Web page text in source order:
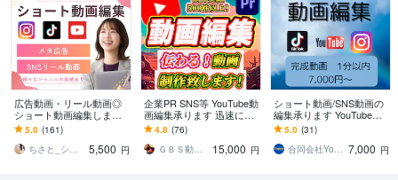
広告動画・リール動画◎
ショート動画編集します
TikTok、YouTube、Instag
ram
5.0 (161)
ちさと_ショート動画編集
5,500 円
企業PR SNS等 YouTube動
画編集承ります 迅速に高
品質に仕上げます！どん
な動画もお任せくださ
い！！
4.8 (76)
ＧＢＳ動画編集社
15,000 円
ショート動画/SNS動画の
編集承ります YouTube・I
nstagram・TIkTok対応
5.0 (31)
合同会社Yoppy 7,000 円